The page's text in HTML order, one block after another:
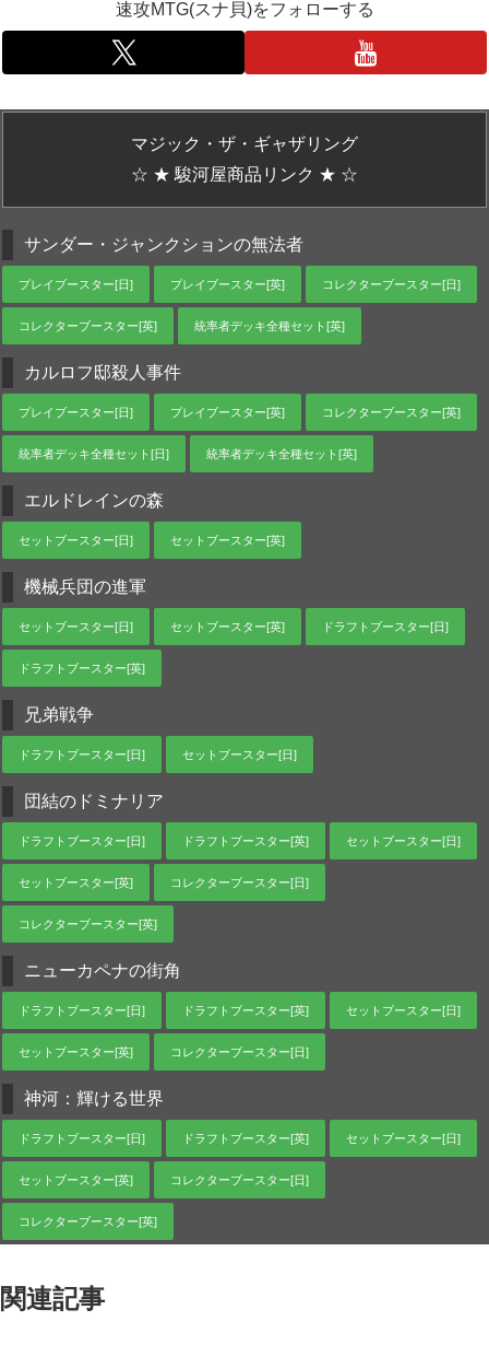
速攻MTG(スナ貝)をフォローする
マジック・ザ・ギャザリング
☆ ★ 駿河屋商品リンク ★ ☆
サンダー・ジャンクションの無法者
プレイブースター[日] プレイブースター[英] コレクターブースター[日]
コレクターブースター[英] 統率者デッキ全種セット[英]
カルロフ邸殺人事件
プレイブースター[日] プレイブースター[英] コレクターブースター[英]
統率者デッキ全種セット[日] 統率者デッキ全種セット[英]
エルドレインの森
セットブースター[日] セットブースター[英]
機械兵団の進軍
セットブースター[日] セットブースター[英] ドラフトブースター[日]
ドラフトブースター[英]
兄弟戦争
ドラフトブースター[日] セットブースター[日]
団結のドミナリア
ドラフトブースター[日] ドラフトブースター[英] セットブースター[日]
セットブースター[英] コレクターブースター[日]
コレクターブースター[英]
ニューカペナの街角
ドラフトブースター[日] ドラフトブースター[英] セットブースター[日]
セットブースター[英] コレクターブースター[日]
神河：輝ける世界
ドラフトブースター[日] ドラフトブースター[英] セットブースター[日]
セットブースター[英] コレクターブースター[日]
コレクターブースター[英]
関連記事